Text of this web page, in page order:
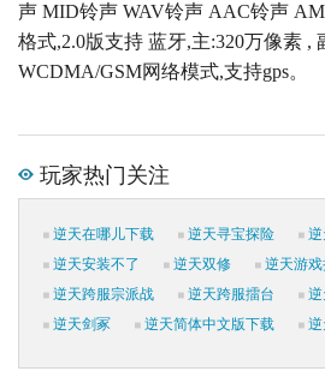
声 MID铃声 WAV铃声 AAC铃声
格式,2.0版支持 蓝牙,主:320万像素 ,
WCDMA/GSM网络模式,支持gps。
玩家热门关注
逆天在哪儿下载 逆天寻宝探险
逆天安装不了
逆天双修 逆天游
逆天跨服宗派战
逆天跨服擂台
逆天剑冢
逆天简体中文版下载